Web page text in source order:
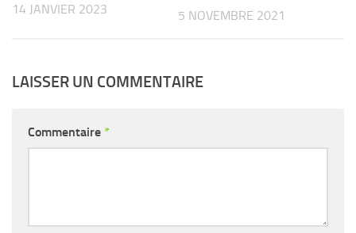
14 JANVIER 2023 5 NOVEMBRE 2021
LAISSER UN COMMENTAIRE
Commentaire *